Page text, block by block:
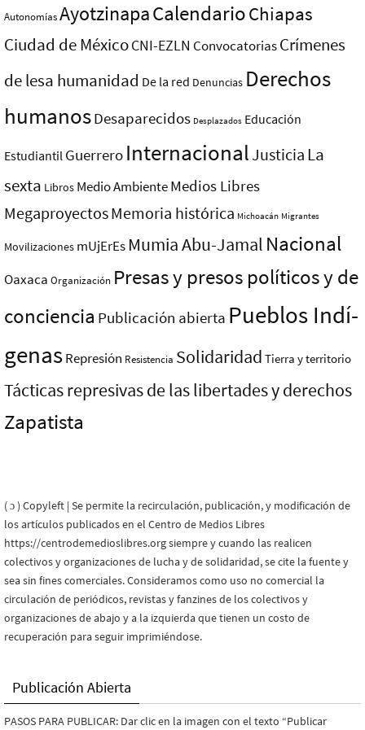
AutonomíasAyotzinapaCalendarioChiapas
Ciudad de MéxicoCNI-EZLN ConvocatoriasCrímenes
de lesa humanidad De la red Denuncias Derechos
humanosDesaparecidos Desplazados Educación
Estudiantil Guerrero InternacionalJusticia La
sexta Libros Medio AmbienteMedios Libres
MegaproyectosMemoria histórica Michoacán Migrantes
Movilizaciones mUjErEs Mumia Abu-Jamal Nacional
Oaxaca Organización Presas y presos polí­ticos y de
conciencia Publicación abierta Pueblos Indí­
genasRepresión Resistencia Solidaridad Tierra y territorio
Tácticas represivas de las libertades y derechos
Zapatista
( ɔ ) Copyleft | Se permite la recirculación, publicación, y modificación de
los artículos publicados en el Centro de Medios Libres
https://centrodemedioslibres.org siempre y cuando las realicen
colectivos y organizaciones de lucha y de solidaridad, se cite la fuente y
sea sin fines comerciales. Consideramos como uso no comercial la
circulación de periódicos, revistas y fanzines de los colectivos y
organizaciones de abajo y a la izquierda que tienen un costo de
recuperación para seguir imprimiéndose.
Publicación Abierta
PASOS PARA PUBLICAR: Dar clic en la imagen con el texto “Publicar